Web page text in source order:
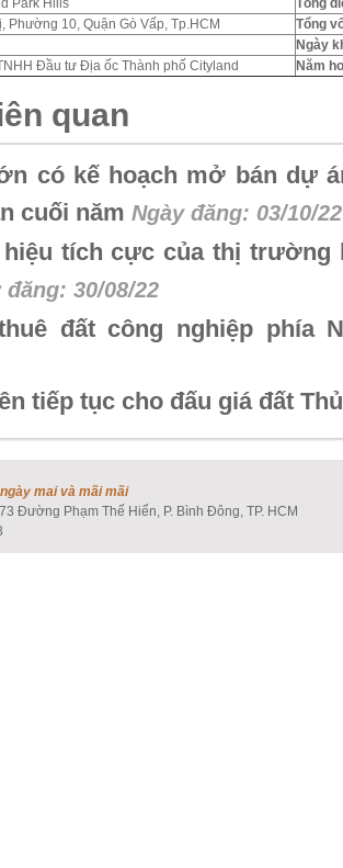
Park Hills
Tổng
Phường 10, Quận Gò Vấp, Tp.HCM
Tổng
Ngày
Đầu tư Địa ốc Thành phố Cityland Năm
quan
có kế hoạch mở bán dự
cuối năm Ngày đăng: 03/10/22
hiệu tích cực của thị
đăng: 30/08/22
đất công nghiệp phía
tiếp tục cho đấu giá đất
mai và mãi mãi
Đường Phạm Thế Hiển, P. Bình Đông, TP. HCM